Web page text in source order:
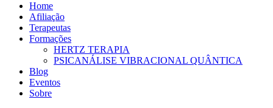
Home
Afiliação
Terapeutas
Formações
HERTZ TERAPIA
PSICANÁLISE VIBRACIONAL QUÂNTICA
Blog
Eventos
Sobre